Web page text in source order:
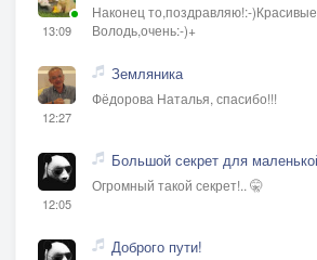
13:09
Наконец то,поздравляю!:-
Володь,очень:-)+
12:27
Земляника
Фёдорова Наталья, спасибо!!!
12:05
Большой секрет для
Огромный такой секрет!.. 🤫
Доброго пути!